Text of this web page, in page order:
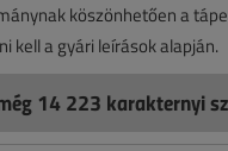
köszönhetően a
kell a gyári leírások alapján.
14 223 karakternyi